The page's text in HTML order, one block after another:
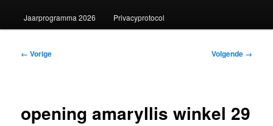
Jaarprogramma 2026 Privacyprotocol
Afbeeldingsnavigatie
← Vorige Volgende →
opening amaryllis winkel 29